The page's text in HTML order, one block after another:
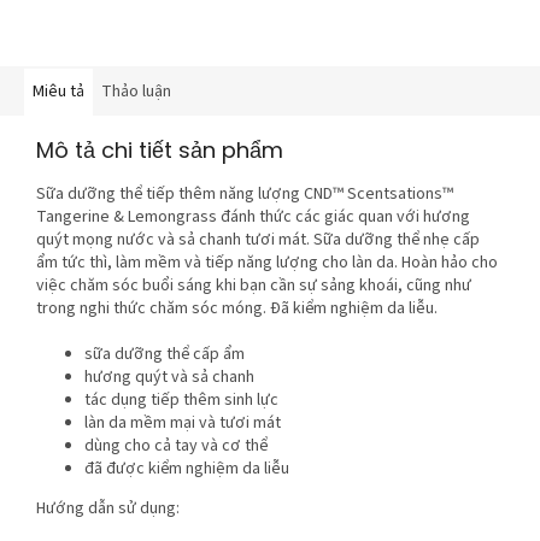
Miêu tả Thảo luận
Mô tả chi tiết sản phẩm
Sữa dưỡng thể tiếp thêm năng lượng CND™ Scentsations™
Tangerine & Lemongrass đánh thức các giác quan với hương
quýt mọng nước và sả chanh tươi mát. Sữa dưỡng thể nhẹ cấp
ẩm tức thì, làm mềm và tiếp năng lượng cho làn da. Hoàn hảo cho
việc chăm sóc buổi sáng khi bạn cần sự sảng khoái, cũng như
trong nghi thức chăm sóc móng. Đã kiểm nghiệm da liễu.
sữa dưỡng thể cấp ẩm
hương quýt và sả chanh
tác dụng tiếp thêm sinh lực
làn da mềm mại và tươi mát
dùng cho cả tay và cơ thể
đã được kiểm nghiệm da liễu
Hướng dẫn sử dụng: